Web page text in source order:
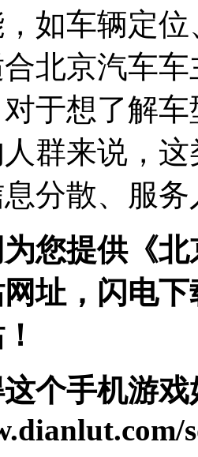
如车辆定
北京汽车
于想了解
群来说，
分散、服
您提供《
址，闪电
个手机游